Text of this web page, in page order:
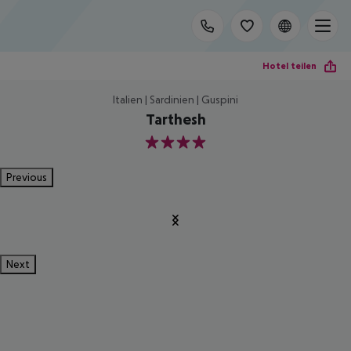
Hotel teilen
Italien | Sardinien | Guspini
Tarthesh
4
Previous
Next